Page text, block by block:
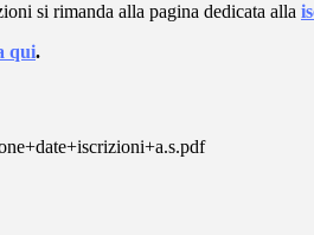
si rimanda alla pagina dedicata alla
qui.